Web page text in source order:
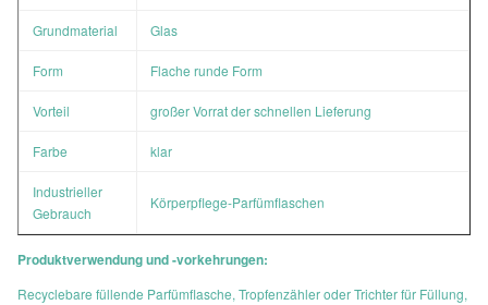
Grundmaterial Glas
Form Flache runde Form
Vorteil großer Vorrat der schnellen Lieferung
Farbe klar
Industrieller
Gebrauch
Körperpflege-Parfümflaschen
Produktverwendung und -vorkehrungen:
Recyclebare füllende Parfümflasche, Tropfenzähler oder Trichter für Füllung,